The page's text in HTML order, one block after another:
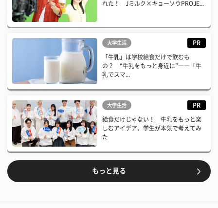
れた！ Jミルク×キョーソウPROJE...
大学生活 PR
「牛乳」は学校給食だけで飲むも
の？ “牛乳をもっと身近に”――「牛
乳でスマ...
大学生活 PR
給食だけじゃない！ 牛乳をもっと楽
しむアイデア、学生が本気で考えてみ
た
もっと見る